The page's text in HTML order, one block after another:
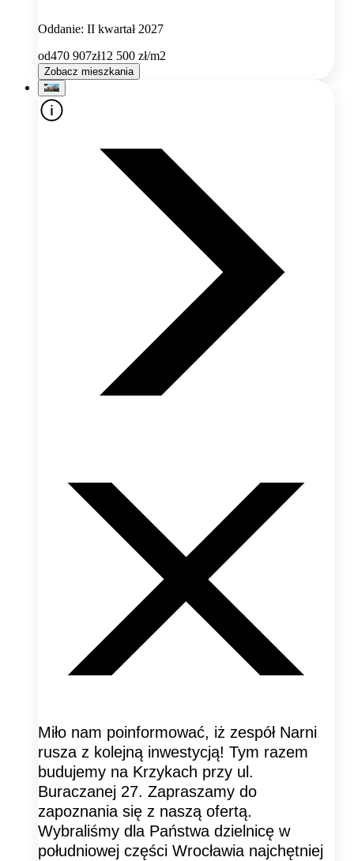
Oddanie: II kwartał 2027
od470 907zł12 500 zł/m2
Zobacz mieszkania
Miło nam poinformować, iż zespół Narni
rusza z kolejną inwestycją! Tym razem
budujemy na Krzykach przy ul.
Buraczanej 27. Zapraszamy do
zapoznania się z naszą ofertą.
Wybraliśmy dla Państwa dzielnicę w
południowej części Wrocławia najchętniej